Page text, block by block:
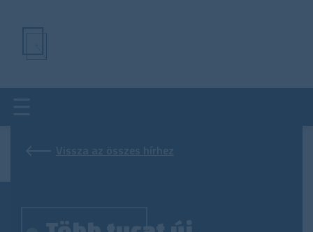
Vissza az összes hírhez